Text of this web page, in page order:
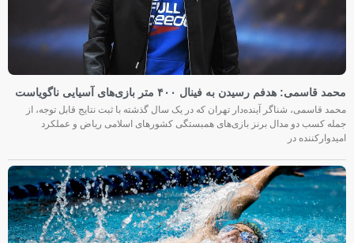
محمد قاسمی: هدفم رسیدن به فینال ۴۰۰ متر بازی‌های آسیایی ناگویاست
محمد قاسمی، شناگر آینده‌دار تهران که در یک سال گذشته با ثبت نتایج قابل توجه، از
جمله کسب دو مدال برنز بازی‌های همبستگی کشورهای اسلامی ریاض و عملکرد
امیدوارکننده در